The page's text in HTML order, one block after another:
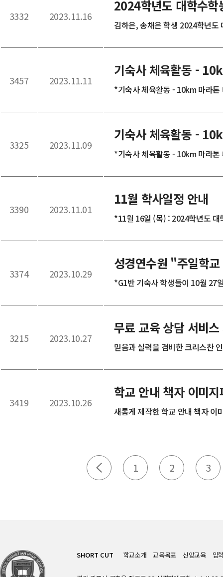
3332 2023.11.16
2024학년도 대학수
김하은, 송채은 학생 2024학년
3457 2023.11.11
기숙사 체육활동 -
*기숙사 체육활동 - 10km 마라
3325 2023.11.09
기숙사 체육활동 -
*기숙사 체육활동 - 10km 마라
3390 2023.11.01
11월 학사일정 안내
*11월 16일 (목) : 2024학년도
3374 2023.10.29
성경연수원 "주일학
*G1반 기숙사 학생들이 10월 27
3215 2023.10.27
무료 교육 상담 서비
믿음과 실력을 겸비한 크리스찬
3419 2023.10.26
학교 안내 책자 이미
새롭게 제작한 학교 안내 책자 이
1 2 3
SHORT CUT 학교소개 교육목표 신앙교육 입